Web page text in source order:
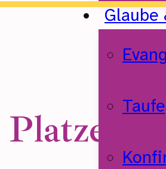
Glaube
Taufe